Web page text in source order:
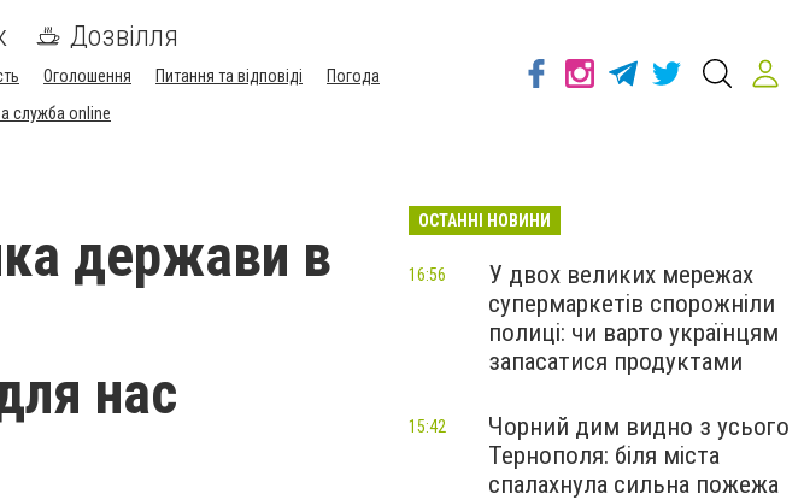
Дозвілля
Оголошення Питання та відповіді
Погода
служба online
держави в
нас
ОСТАННІ НОВИНИ
У двох великих мережах
супермаркетів спорожніли
полиці: чи варто українцям
запасатися продуктами
16:56
Чорний дим видно з усього
Тернополя: біля міста
спалахнула сильна пожежа
15:42